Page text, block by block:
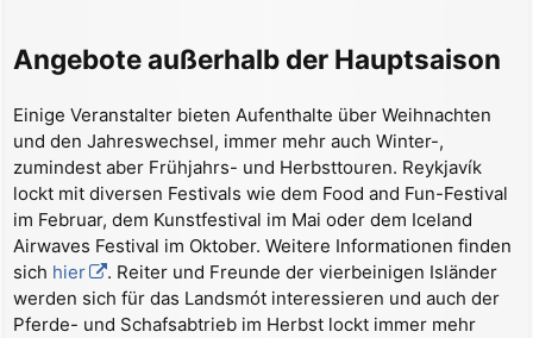
Angebote außerhalb der Hauptsaison
Einige Veranstalter bieten Aufenthalte über Weihnachten
und den Jahreswechsel, immer mehr auch Winter-,
zumindest aber Frühjahrs- und Herbsttouren. Reykjavík
lockt mit diversen Festivals wie dem Food and Fun-Festival
im Februar, dem Kunstfestival im Mai oder dem Iceland
Airwaves Festival im Oktober. Weitere Informationen finden
sich hier
. Reiter und Freunde der vierbeinigen Isländer
werden sich für das Landsmót interessieren und auch der
Pferde- und Schafsabtrieb im Herbst lockt immer mehr